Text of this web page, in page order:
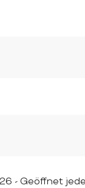
- Geöffnet